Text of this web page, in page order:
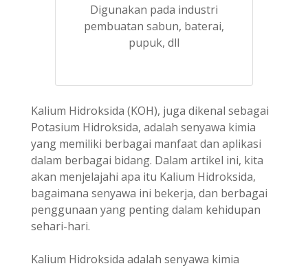
Digunakan pada industri
pembuatan sabun, baterai,
pupuk, dll
Kalium Hidroksida (KOH), juga dikenal sebagai
Potasium Hidroksida, adalah senyawa kimia
yang memiliki berbagai manfaat dan aplikasi
dalam berbagai bidang. Dalam artikel ini, kita
akan menjelajahi apa itu Kalium Hidroksida,
bagaimana senyawa ini bekerja, dan berbagai
penggunaan yang penting dalam kehidupan
sehari-hari.
Kalium Hidroksida adalah senyawa kimia